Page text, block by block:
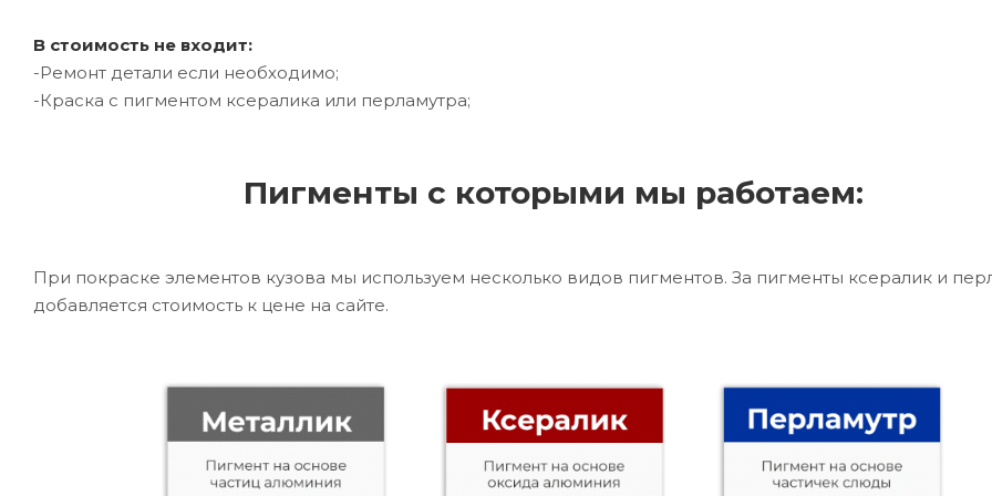
В стоимость не входит:
-Ремонт детали если необходимо;
-Краска с пигментом ксералика или перламутра;
Пигменты с которыми мы работаем:
При покраске элементов кузова мы используем несколько видов пигментов. За пигменты ксералик и
добавляется стоимость к цене на сайте.